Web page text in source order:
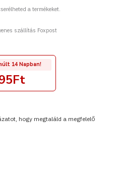
hogy megtaláld a megfelelő
14 Napban!
a termékeket.
szállítás Foxpost